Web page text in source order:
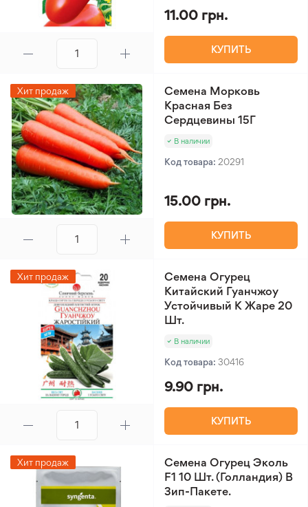
11.00 грн.
КУПИТЬ
Хит продаж
Семена Морковь
Красная Без
Сердцевины 15Г
В наличии
Код товара: 20291
15.00 грн.
КУПИТЬ
Хит продаж
Семена Огурец
Китайский Гуанчжоу
Устойчивый К Жаре 20
Шт.
В наличии
Код товара: 30416
9.90 грн.
КУПИТЬ
Хит продаж
Семена Огурец Эколь
F1 10 Шт. (Голландия) В
Зип-Пакете.